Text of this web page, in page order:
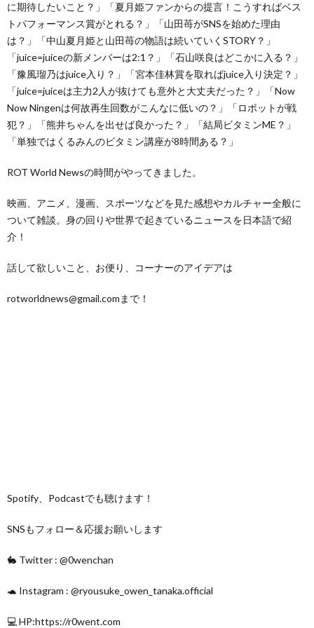
に期待したいこと？」「夏月姫ファンからの提言！こうすればベス
トパフォーマンス賞がとれる？」「山田苺がSNSを始めた理由
は？」「中山夏月姫と山田苺の物語は続いていくSTORY？」
「juice=juiceの新メンバーは2:1？」「石山咲良はどこかに入る？」
「豫風瑠乃はjuice入り？」「宮本佳林賞を取ればjuice入り決定？」
「juice=juiceは主力2人が抜けても意外と大丈夫だった？」「Now
Now Ningenは何故再生回数がこんなに低いの？」「ロボットが戦
犯？」「熊井ちゃんを出せば良かった？」「結局ビタミンME？」
「単独ではくるみんのビタミン講座が8時間ある？」
ROT World Newsの時間がやってきました。
映画、アニメ、漫画、スポーツなどを見た感想やカルチャー全般に
ついて雑談。身の回りや世界で起きているニュースを日本語で紹
介！
話して欲しいこと、お便り、コーナーのアイデアは
rotworldnews@gmail.comまで！
Spotify、Podcastでも聴けます！
SNSもフォロー＆応援お願いします
🐇 Twitter : @0wenchan
🐢 Instagram : @ryousuke_owen_tanaka.official
💻 HP:https://r0went.com